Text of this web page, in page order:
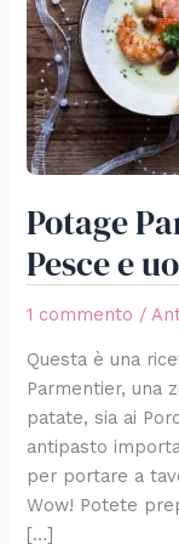
Potage
Pesce e
1 commento /
Questa è una
Parmentier, una
patate, sia ai
antipasto
per portare a
Wow! Potete
[…]
di
Salmone
Keta